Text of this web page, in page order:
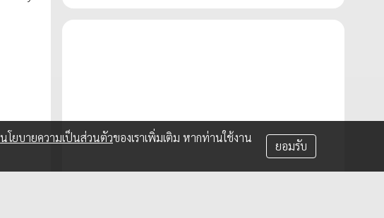
นโยบายความเป็นส่วนตัวของเราเพิ่มเติม หากท่านใช้งาน
ยอมรับ